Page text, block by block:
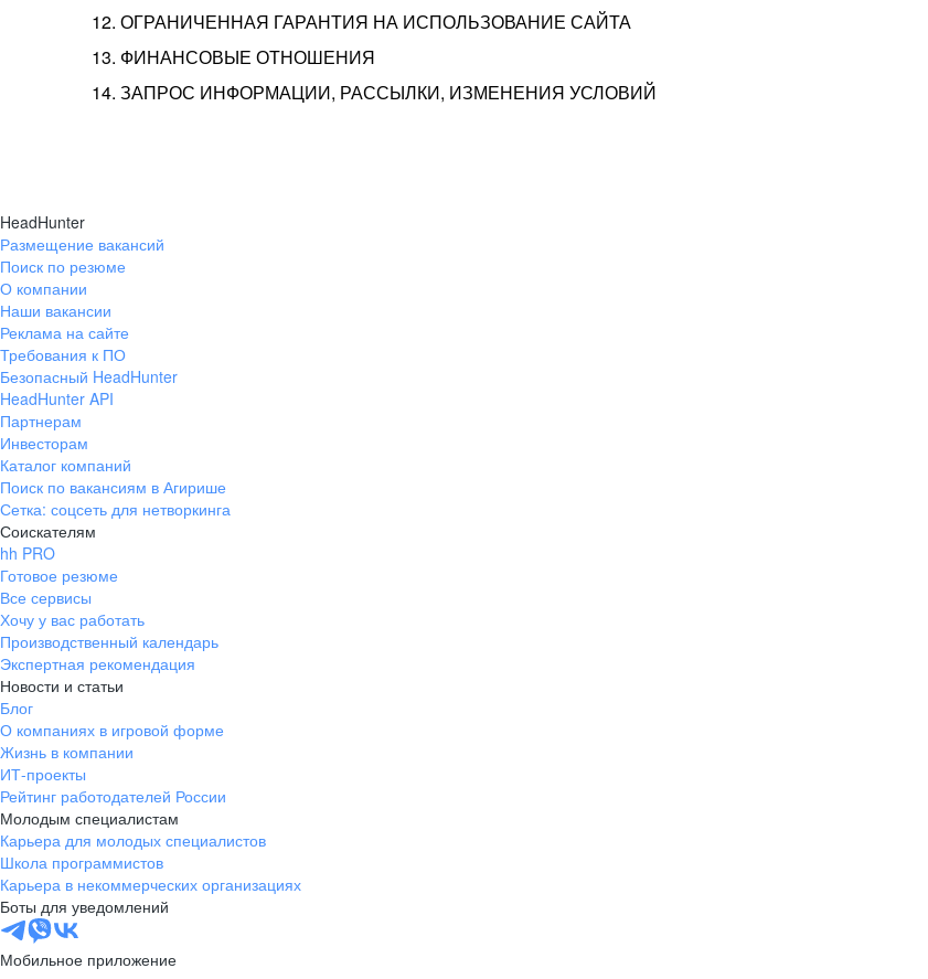
12. ОГРАНИЧЕННАЯ ГАРАНТИЯ НА ИСПОЛЬЗОВАНИЕ САЙТА
13. ФИНАНСОВЫЕ ОТНОШЕНИЯ
14. ЗАПРОС ИНФОРМАЦИИ, РАССЫЛКИ, ИЗМЕНЕНИЯ УСЛОВИЙ
HeadHunter
Размещение вакансий
Поиск по резюме
О компании
Наши вакансии
Реклама на сайте
Требования к ПО
Безопасный HeadHunter
HeadHunter API
Партнерам
Инвесторам
Каталог компаний
Поиск по вакансиям в Агирише
Сетка: соцсеть для нетворкинга
Соискателям
hh PRO
Готовое резюме
Все сервисы
Хочу у вас работать
Производственный календарь
Экспертная рекомендация
Новости и статьи
Блог
О компаниях в игровой форме
Жизнь в компании
ИТ-проекты
Рейтинг работодателей России
Молодым специалистам
Карьера для молодых специалистов
Школа программистов
Карьера в некоммерческих организациях
Боты для уведомлений
Мобильное приложение